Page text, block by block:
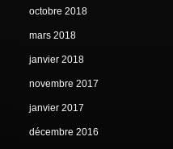
octobre 2018
mars 2018
janvier 2018
novembre 2017
janvier 2017
décembre 2016